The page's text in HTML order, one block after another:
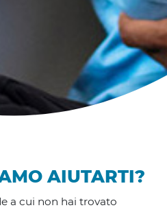
AIUTARTI?
a cui non hai trovato